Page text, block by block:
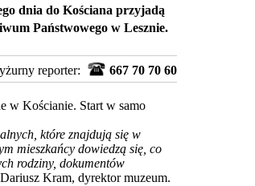
dnia do Kościana przyjadą
Państwowego w Lesznie.
reporter: 667 70 70 60
w Kościanie. Start w samo
które znajdują się w
mieszkańcy dowiedzą się, co
rodziny, dokumentów
Kram, dyrektor muzeum.